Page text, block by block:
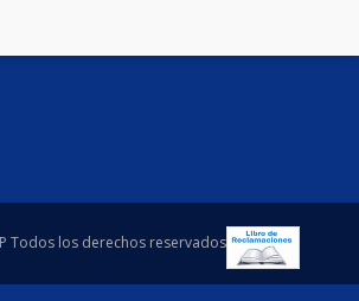
Todos los derechos reservados